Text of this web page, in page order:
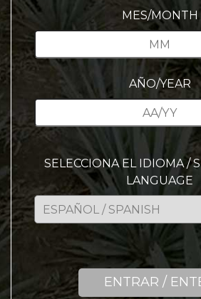
MES/MONTH
AÑO/YEAR
SELECCIONA EL IDIOMA /
LANGUAGE
ENTRAR /